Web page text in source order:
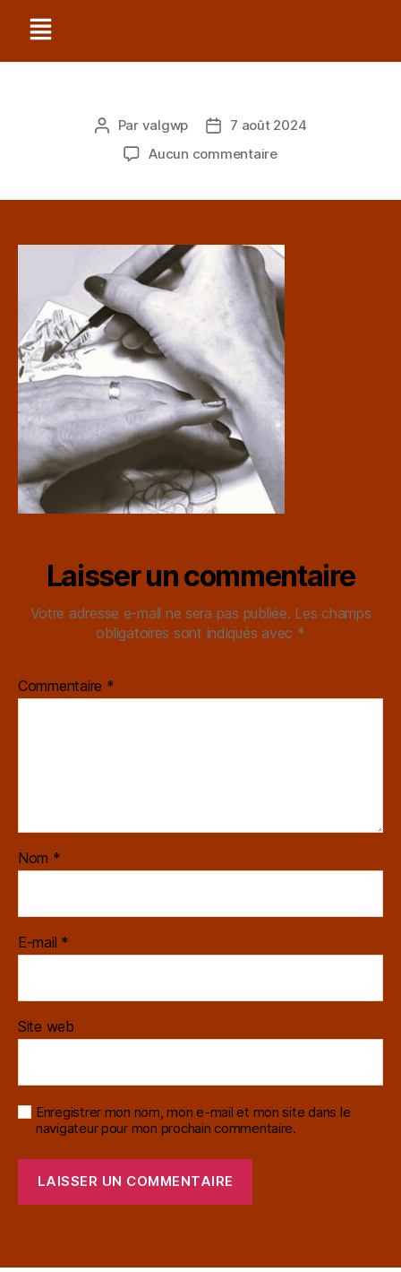
Par valgwp
7 août 2024
Aucun commentaire
Laisser un commentaire
Votre adresse e-mail ne sera pas publiée. Les champs
obligatoires sont indiqués avec *
Commentaire *
Nom *
E-mail *
Site web
Enregistrer mon nom, mon e-mail et mon site dans le
navigateur pour mon prochain commentaire.